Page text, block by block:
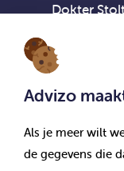
Advizo
Als je meer wilt
de gegevens die
Dokter
Vestiging